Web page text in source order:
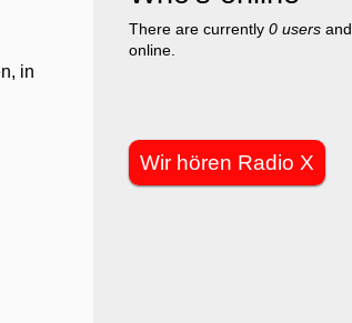
in
There are currently 0 usersand
online.
Wir hören Radio X